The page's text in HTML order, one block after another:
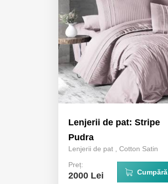
Lenjerii de pat: Stripe
Pudra
Lenjerii de pat
Cotton Satin
Preț:
2000 Lei Cumpără